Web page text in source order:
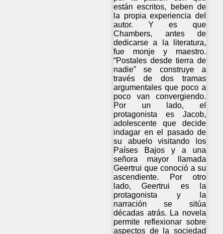
están escritos, beben de
la propia experiencia del
autor. Y es que
Chambers, antes de
dedicarse a la literatura,
fue monje y maestro.
“Postales desde tierra de
nadie” se construye a
través de dos tramas
argumentales que poco a
poco van convergiendo.
Por un lado, el
protagonista es Jacob,
adolescente que decide
indagar en el pasado de
su abuelo visitando los
Países Bajos y a una
señora mayor llamada
Geertrui que conoció a su
ascendiente. Por otro
lado, Geertrui es la
protagonista y la
narración se sitúa
décadas atrás. La novela
permite reflexionar sobre
aspectos de la sociedad